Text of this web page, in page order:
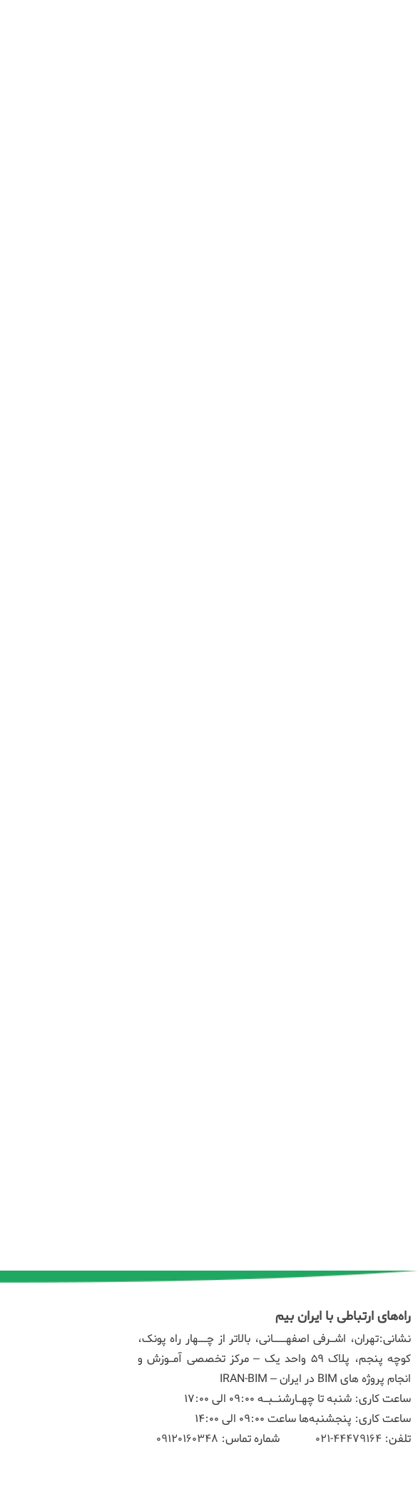
راه‌های ارتباطی با ایران بیم
نشانی:تهران، اشـرفی اصفهـــانی، بالاتر از چــهار راه پونک،
کوچه پنجم، پلاک ۵۹ واحد یک – مرکز تخصصی آمـوزش و
انجام پروژه های BIM در ایران – IRAN-BIM
ساعت کاری: شنبه تا چهـارشنـبـه 09:00 الی 17:00
ساعت کاری: پنجشنبه‌ها ساعت 09:00 الی 14:00
تلفن: 44479164-021 شماره تماس: 09120160348